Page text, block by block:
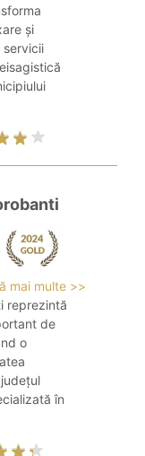
și
servicii
mai multe >>
reprezintă
de
o
în